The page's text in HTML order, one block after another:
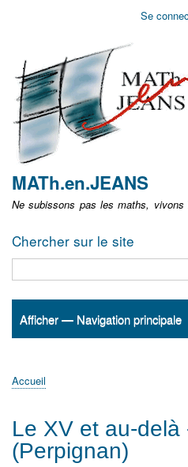
non
identifié
Se
MATh.en.JEANS
Ne subissons pas les maths,
Chercher sur le site
Navigation
Afficher — Navigation principale
Accueil
ActualitésMATh.en.JEANS ?
Régions et Ateliers
Créer, gérer un atelier
Sujets/Publications
Congrès
d'Ariane
Accueil
Le XV et au-delà
(Perpignan)